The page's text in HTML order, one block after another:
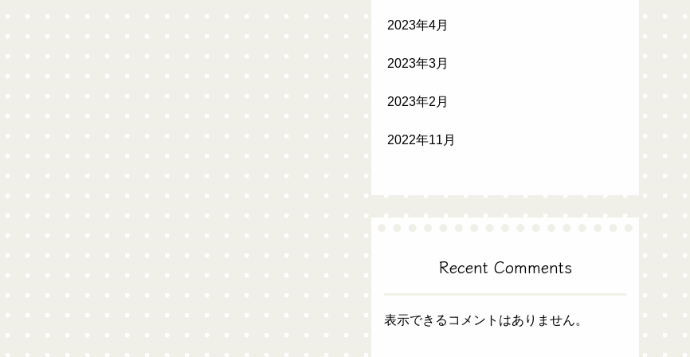
2023年4月
2023年3月
2023年2月
2022年11月
Recent Comments
表示できるコメントはありません。